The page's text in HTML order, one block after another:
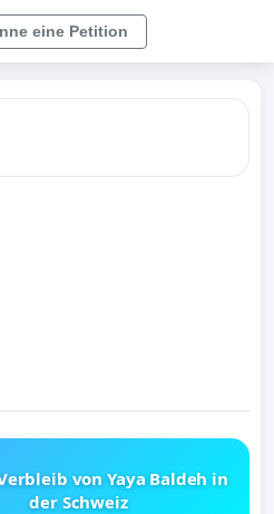
eine Petition
von Yaya Baldeh in
der Schweiz